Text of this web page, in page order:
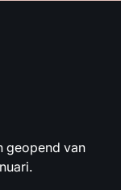
geopend van